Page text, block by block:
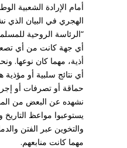
أمام الإرادة الشعبية
الهجري في البيان الذي
“الرئاسة الروحية
أي جهة كانت من أي
أذية، مهما كان نوعها.
أي نتائج سلبية أو
حماقة أو تصرفات أو
نشهده عن البعض من
يستوعبوا مواعظ التاريخ
والتخوين عبر الفتن
مهما كانت منابعهم.